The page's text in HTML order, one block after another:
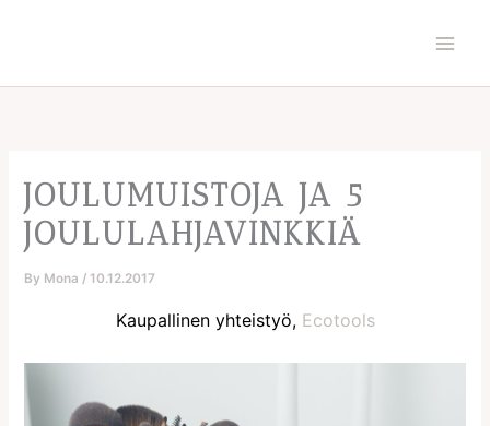
JOULUMUISTOJA JA 5
JOULULAHJAVINKKIÄ
By Mona /10.12.2017
Kaupallinen yhteistyö, Ecotools